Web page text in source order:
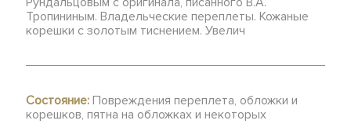
Тропининым. Владельческие переплеты. Кожаные
корешки с золотым тиснением. Увелич
Состояние: Повреждения переплета, обложки и
корешков, пятна на обложках и некоторых